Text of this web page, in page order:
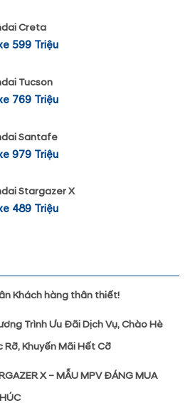
Creta
599 Triệu
Tucson
769 Triệu
Santafe
979 Triệu
Stargazer X
489 Triệu
Khách hàng thân thiết!
Trình Ưu Đãi Dịch Vụ, Chào Hè
Rỡ, Khuyến Mãi Hết Cỡ
X – MẪU MPV ĐÁNG MUA